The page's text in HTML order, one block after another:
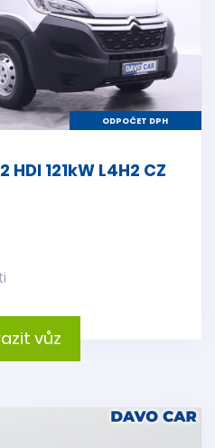
ODPOČET DPH
121kW L4H2 CZ
vůz